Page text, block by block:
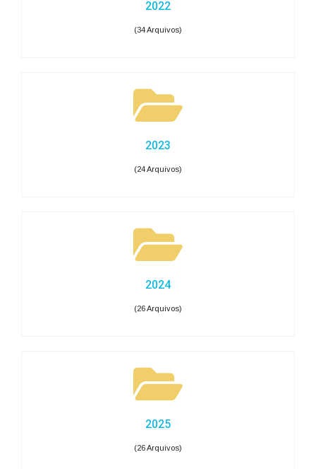
2022
(34 Arquivos)
2023
(24 Arquivos)
2024
(26 Arquivos)
2025
(26 Arquivos)